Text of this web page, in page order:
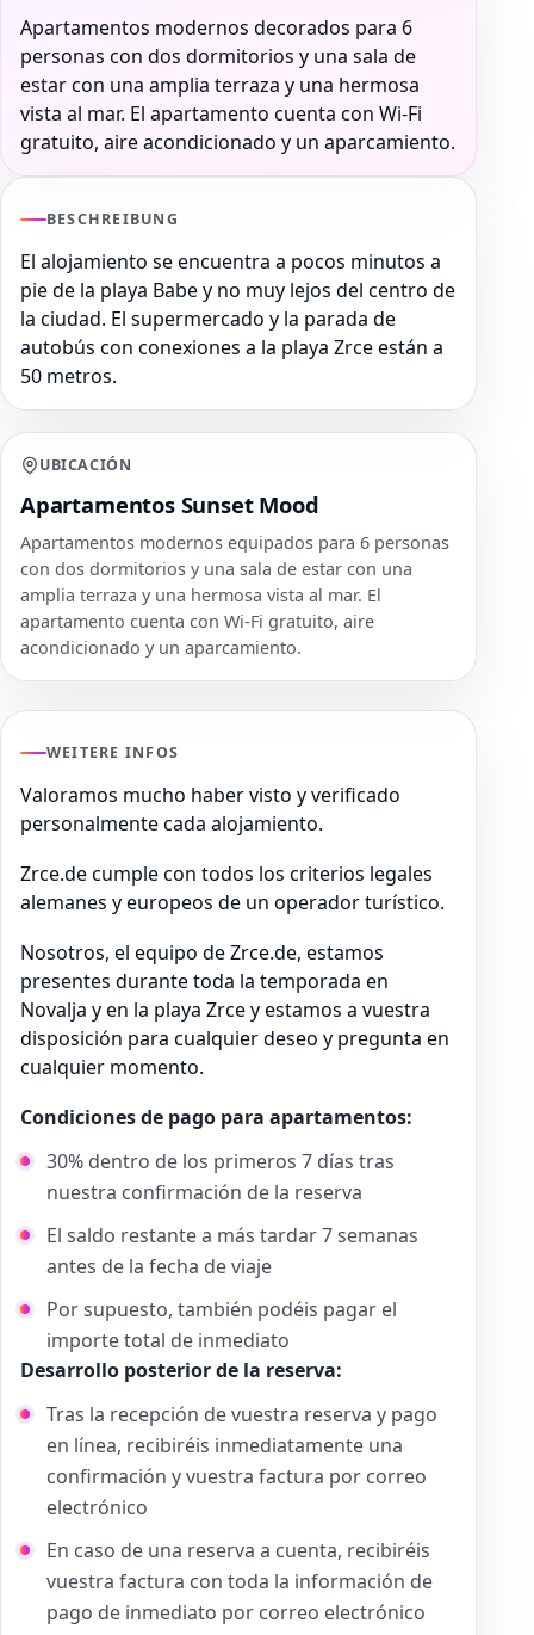
Apartamentos modernos decorados para 6
personas con dos dormitorios y una sala de
estar con una amplia terraza y una hermosa
vista al mar. El apartamento cuenta con Wi-Fi
gratuito, aire acondicionado y un aparcamiento.
BESCHREIBUNG
El alojamiento se encuentra a pocos minutos a
pie de la playa Babe y no muy lejos del centro de
la ciudad. El supermercado y la parada de
autobús con conexiones a la playa Zrce están a
50 metros.
UBICACIÓN
Apartamentos Sunset Mood
Apartamentos modernos equipados para 6 personas
con dos dormitorios y una sala de estar con una
amplia terraza y una hermosa vista al mar. El
apartamento cuenta con Wi-Fi gratuito, aire
acondicionado y un aparcamiento.
WEITERE INFOS
Valoramos mucho haber visto y verificado
personalmente cada alojamiento.
Zrce.de cumple con todos los criterios legales
alemanes y europeos de un operador turístico.
Nosotros, el equipo de Zrce.de, estamos
presentes durante toda la temporada en
Novalja y en la playa Zrce y estamos a vuestra
disposición para cualquier deseo y pregunta en
cualquier momento.
Condiciones de pago para apartamentos:
30% dentro de los primeros 7 días tras
nuestra confirmación de la reserva
El saldo restante a más tardar 7 semanas
antes de la fecha de viaje
Por supuesto, también podéis pagar el
importe total de inmediato
Desarrollo posterior de la reserva:
Tras la recepción de vuestra reserva y pago
en línea, recibiréis inmediatamente una
confirmación y vuestra factura por correo
electrónico
En caso de una reserva a cuenta, recibiréis
vuestra factura con toda la información de
pago de inmediato por correo electrónico